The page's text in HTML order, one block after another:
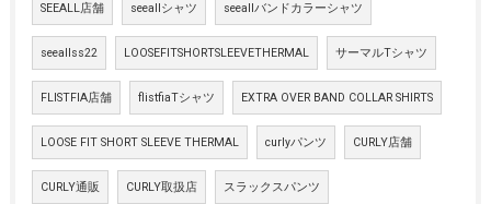
SEEALL店舗 seeallシャツ seeallバンドカラーシャツ
seeallss22 LOOSEFITSHORTSLEEVETHERMAL サーマルTシャツ
FLISTFIA店舗 flistfiaTシャツ EXTRA OVER BAND COLLAR SHIRTS
LOOSE FIT SHORT SLEEVE THERMAL curlyパンツ CURLY店舗
CURLY通販 CURLY取扱店 スラックスパンツ